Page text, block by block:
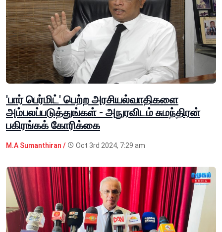
'பார் பெர்மிட்' பெற்ற அரசியல்வாதிகளை
அம்பலப்படுத்துங்கள் - அநுரவிடம் சுமந்திரன்
பகிரங்கக் கோரிக்கை
M.A Sumanthiran / Oct 3rd 2024, 7:29 am